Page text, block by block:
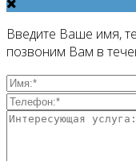
Введите Ваше имя,
позвоним Вам в